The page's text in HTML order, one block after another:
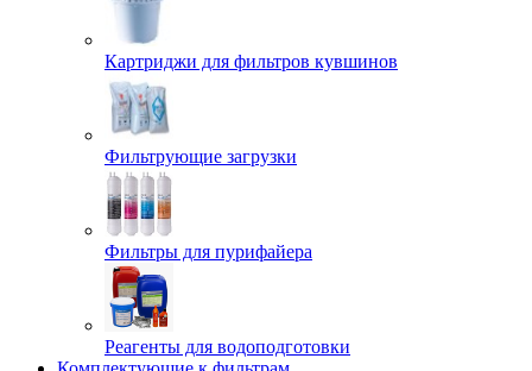
Картриджи для фильтров кувшинов
Фильтрующие загрузки
Фильтры для пурифайера
Реагенты для водоподготовки